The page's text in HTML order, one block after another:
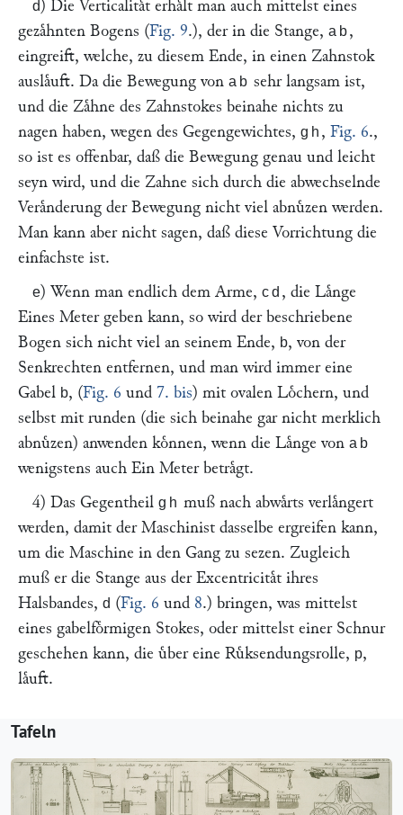
d) Die Verticalitaͤt erhaͤlt man auch mittelst eines
gezaͤhnten Bogens (Fig. 9.), der in die Stange, ab,
eingreift, welche, zu diesem Ende, in einen Zahnstok
auslaͤuft. Da die Bewegung von ab sehr langsam ist,
und die Zaͤhne des Zahnstokes beinahe nichts zu
nagen haben, wegen des Gegengewichtes, gh ,Fig. 6.,
so ist es offenbar, daß die Bewegung genau und leicht
seyn wird, und die Zahne sich durch die abwechselnde
Veraͤnderung der Bewegung nicht viel abnuͤzen werden.
Man kann aber nicht sagen, daß diese Vorrichtung die
einfachste ist.
e) Wenn man endlich dem Arme, cd , die Laͤnge
Eines Meter geben kann, so wird der beschriebene
Bogen sich nicht viel an seinem Ende, b, von der
Senkrechten entfernen, und man wird immer eine
Gabel b, (Fig. 6 und 7. bis) mit ovalen Loͤchern, und
selbst mit runden (die sich beinahe gar nicht merklich
abnuͤzen) anwenden koͤnnen, wenn die Laͤnge von ab
wenigstens auch Ein Meter betraͤgt.
4) Das Gegentheil gh muß nach abwaͤrts verlaͤngert
werden, damit der Maschinist dasselbe ergreifen kann,
um die Maschine in den Gang zu sezen. Zugleich
muß er die Stange aus der Excentricitaͤt ihres
Halsbandes, d (Fig. 6 und 8.) bringen, was mittelst
eines gabelfoͤrmigen Stokes, oder mittelst einer Schnur
geschehen kann, die uͤber eine Ruͤksendungsrolle, p,
laͤuft.
Tafeln